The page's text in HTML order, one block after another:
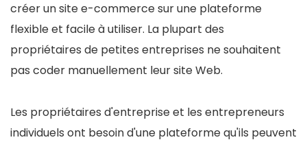
créer un site e-commerce sur une plateforme
flexible et facile à utiliser. La plupart des
propriétaires de petites entreprises ne souhaitent
pas coder manuellement leur site Web.
Les propriétaires d'entreprise et les entrepreneurs
individuels ont besoin d'une plateforme qu'ils peuvent